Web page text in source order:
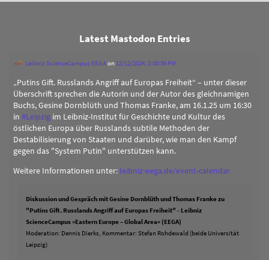
Latest Mastodon Entries
Leibniz ScienceCampus EEGAon 12/12/2024, 2:00:56 PM
„Putins Gift. Russlands Angriff auf Europas Freiheit“ – unter dieser
Überschrift sprechen die Autorin und der Autor des gleichnamigen
Buchs, Gesine Dornblüth und Thomas Franke, am 16.1.25 um 16:30
in #Leipzig im Leibniz-Institut für Geschichte und Kultur des
östlichen Europa über Russlands subtile Methoden der
Destabilisierung von Staaten und darüber, wie man den Kampf
gegen das "System Putin" unterstützen kann.
Weitere Informationen unter: leibniz-eega.de/event-calendar
Diskussion und Gespräch mit Gesine Dornblüth und Thomas Franke zu
"Putins Gift. Russlands Angriff auf Europas Freiheit" - Leibniz
ScienceCampus »Eastern Europe – Global Area« (EEGA)
Moderation: Dennis Dierks, Kommentar: Stefan Rohdewald (beide Universität
Leipzig)